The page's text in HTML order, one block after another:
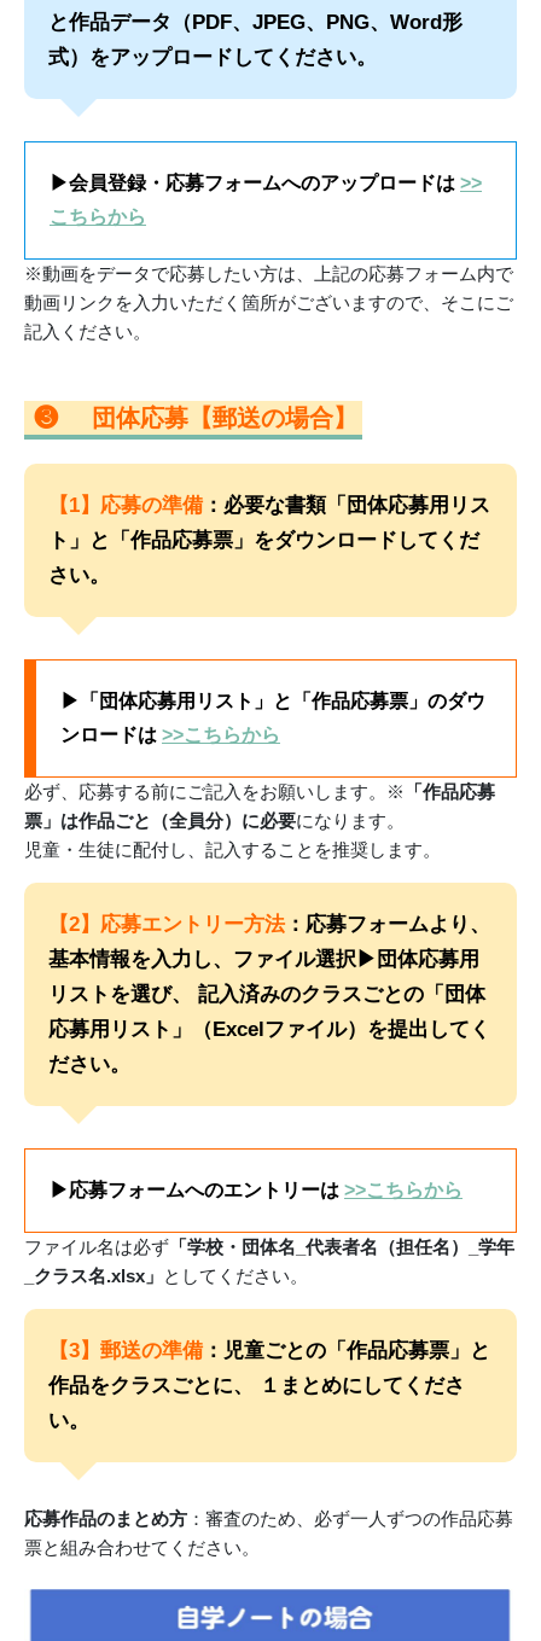
と作品データ（PDF、JPEG、PNG、Word形
式）をアップロードしてください。
▶会員登録・応募フォームへのアップロードは >>
こちらから
※動画をデータで応募したい方は、上記の応募フォーム内で
動画リンクを入力いただく箇所がございますので、そこにご
記入ください。
❸ 団体応募【郵送の場合】
【1】応募の準備：必要な書類「団体応募用リス
ト」と「作品応募票」をダウンロードしてくだ
さい。
▶「団体応募用リスト」と「作品応募票」のダウ
ンロードは >>こちらから
必ず、応募する前にご記入をお願いします。※
「作品応募
票」は作品ごと（全員分）に必要になります。
児童・生徒に配付し、記入することを推奨します。
【2】応募エントリー方法 ：応募フォームより、
基本情報を入力し、ファイル選択▶団体応募用
リストを選び、 記入済みのクラスごとの「団体
応募用リスト」（Excelファイル）を提出してく
ださい。
▶応募フォームへのエントリーは >>こちらから
ファイル名は必ず 「学校・団体名_代表者名（担任名）_学年
_クラス名.xlsx」 としてください。
【3】郵送の準備：児童ごとの「作品応募票」と
作品をクラスごとに、 １まとめにしてくださ
い。
応募作品のまとめ方 ：審査のため、必ず一人ずつの作品応募
票と組み合わせてください。